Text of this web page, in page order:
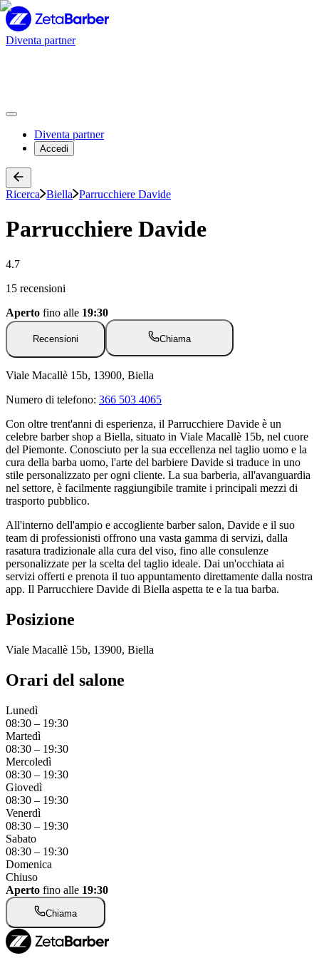
Diventa partner
Diventa partner
Accedi
Ricerca Biella Parrucchiere Davide
Parrucchiere Davide
4.7
15 recensioni
Aperto fino alle 19:30
Recensioni Chiama
Viale Macallè 15b, 13900, Biella
Numero di telefono: 366 503 4065
Con oltre trent'anni di esperienza, il Parrucchiere Davide è un
celebre barber shop a Biella, situato in Viale Macallè 15b, nel cuore
del Piemonte. Conosciuto per la sua eccellenza nel taglio uomo e la
cura della barba uomo, l'arte del barbiere Davide si traduce in uno
stile personalizzato per ogni cliente. La sua barberia, all'avanguardia
nel settore, è facilmente raggiungibile tramite i principali mezzi di
trasporto pubblico.
All'interno dell'ampio e accogliente barber salon, Davide e il suo
team di professionisti offrono una vasta gamma di servizi, dalla
rasatura tradizionale alla cura del viso, fino alle consulenze
personalizzate per la scelta del taglio ideale. Dai un'occhiata ai
servizi offerti e prenota il tuo appuntamento direttamente dalla nostra
app. Il Parrucchiere Davide di Biella aspetta te e la tua barba.
Posizione
Viale Macallè 15b, 13900, Biella
Orari del salone
Lunedì
08:30 – 19:30
Martedì
08:30 – 19:30
Mercoledì
08:30 – 19:30
Giovedì
08:30 – 19:30
Venerdì
08:30 – 19:30
Sabato
08:30 – 19:30
Domenica
Chiuso
Aperto fino alle 19:30
Chiama